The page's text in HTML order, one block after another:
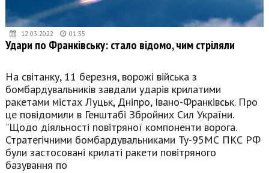
12.03.2022 01:35
Удари по Франківську: стало відомо, чим стріляли
На світанку, 11 березня, ворожі війська з
бомбардувальників завдали ударів крилатими
ракетами містах Луцьк, Дніпро, Івано-Франківськ. Про
це повідомили в Генштабі Збройних Сил України.
"Щодо діяльності повітряної компоненти ворога.
Стратегічними бомбардувальниками Ту-95МС ПКС РФ
були застосовані крилаті ракети повітряного
базування по